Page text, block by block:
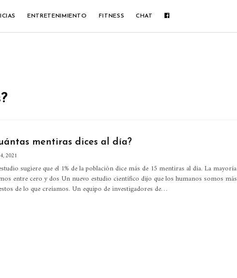
ENTRETENIMIENTO FITNESS CHAT
mentiras dices al día?
2021
sugiere que el 1% de la población dice más de 15 mentiras al día. La mayoría
entre cero y dos Un nuevo estudio científico dijo que los humanos somos más
de lo que creíamos. Un equipo de investigadores de…